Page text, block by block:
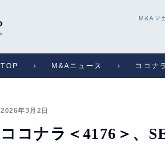
M&Aマ
TOP M&Aニュース ココナ
2026年3月2日
ココナラ＜4176＞、